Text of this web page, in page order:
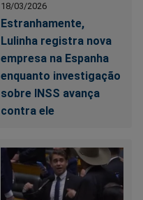
18/03/2026
Estranhamente,
Lulinha registra nova
empresa na Espanha
enquanto investigação
sobre INSS avança
contra ele